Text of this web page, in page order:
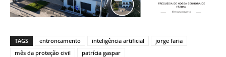
TAGS entroncamento inteligência artificial
jorge faria
mês da proteção civil
patrícia gaspar